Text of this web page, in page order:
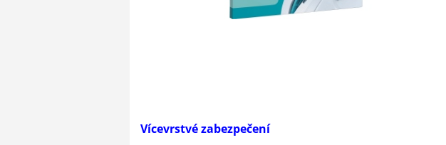
Vícevrstvé zabezpečení